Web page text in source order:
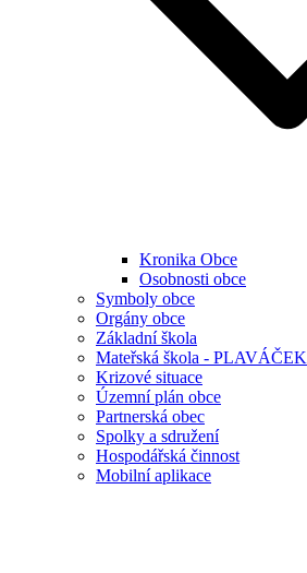
Kronika Obce
Osobnosti obce
Symboly obce
Orgány obce
Základní škola
Mateřská škola - PLAVÁČEK
Krizové situace
Územní plán obce
Partnerská obec
Spolky a sdružení
Hospodářská činnost
Mobilní aplikace